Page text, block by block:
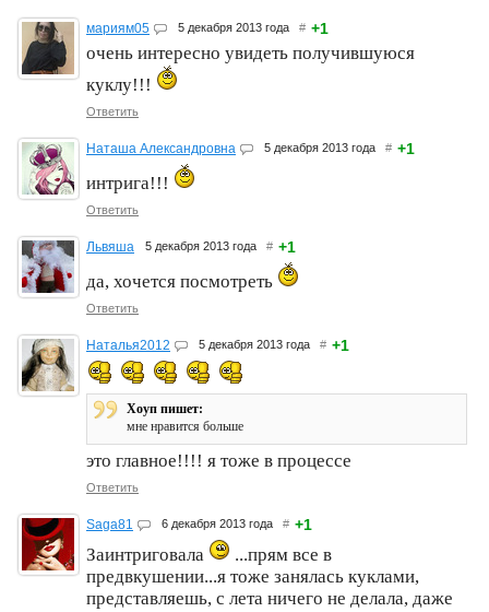
мариям05 5 декабря 2013 года # +1
очень интересно увидеть получившуюся
куклу!!!
Ответить
Наташа Александровна 5 декабря 2013 года # +1
интрига!!!
Ответить
Львяша 5 декабря 2013 года # +1
да, хочется посмотреть
Ответить
Наталья2012 5 декабря 2013 года # +1
Хоуп пишет:
мне нравится больше
это главное!!!! я тоже в процессе
Ответить
Saga81 6 декабря 2013 года # +1
Заинтриговала
...прям все в
предвкушении...я тоже занялась куклами,
представляешь, с лета ничего не делала, даже